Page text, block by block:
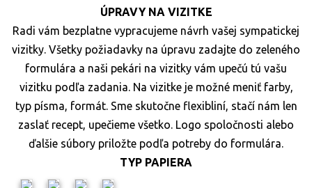
ÚPRAVY NA VIZITKE
Radi vám bezplatne vypracujeme návrh vašej sympatickej
vizitky. Všetky požiadavky na úpravu zadajte do zeleného
formulára a naši pekári na vizitky vám upečú tú vašu
vizitku podľa zadania. Na vizitke je možné meniť farby,
typ písma, formát. Sme skutočne flexibliní, stačí nám len
zaslať recept, upečieme všetko. Logo spoločnosti alebo
ďalšie súbory priložte podľa potreby do formulára.
TYP PAPIERA